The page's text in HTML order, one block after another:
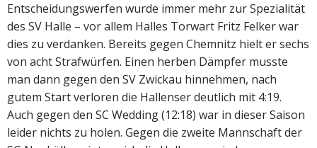
Entscheidungswerfen wurde immer mehr zur Spezialität
des SV Halle – vor allem Halles Torwart Fritz Felker war
dies zu verdanken. Bereits gegen Chemnitz hielt er sechs
von acht Strafwürfen. Einen herben Dämpfer musste
man dann gegen den SV Zwickau hinnehmen, nach
gutem Start verloren die Hallenser deutlich mit 4:19.
Auch gegen den SC Wedding (12:18) war in dieser Saison
leider nichts zu holen. Gegen die zweite Mannschaft der